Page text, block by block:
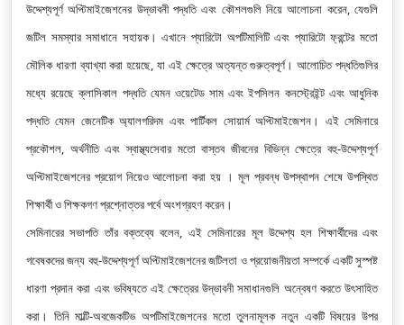
উদ্দেশ্যপূর্ণ অপ্টিমাইজেশনের উদ্ভাবনী পদ্ধতি এবং কৌশলগুলি নিয়ে আলোচনা করেন, যেগুলি
জটিল সমস্যার সমাধানে সহায়ক। এখানে প্যারিটো অপটিমালিটি এবং প্যারিটো ফ্রন্টের মতো
মৌলিক ধারণা ব্যাখ্যা করা হয়েছে, যা এই ক্ষেত্রে অত্যন্ত গুরুত্বপূর্ণ। আলোচিত পদ্ধতিগুলির
মধ্যে রয়েছে ক্লাসিকাল পদ্ধতি যেমন ওয়েটেড সাম এবং ইপসিলন কনস্ট্রেইন্ট এবং আধুনিক
পদ্ধতি যেমন জেনেটিক অ্যালগরিদম এবং পার্টিকল সোয়ার্ম অপ্টিমাইজেশন। এই সেমিনারে
প্রকৌশল, অর্থনীতি এবং স্বাস্থ্যসেবার মতো বাস্তব জীবনের বিভিন্ন ক্ষেত্রে বহু-উদ্দেশ্যপূর্ণ
অপ্টিমাইজেশনের প্রয়োগ নিয়েও আলোচনা করা হয় । মূল প্রবন্ধ উপস্থাপন শেষে উপস্থিত
শিক্ষার্থী ও শিক্ষকগণ প্রশ্নোত্তর পর্বে অংশগ্রহণ করেন।
সেমিনারের সভাপতি তাঁর বক্তব্যে বলেন, এই সেমিনারের মূল উদ্দেশ্য হল শিক্ষার্থীদের এবং
গবেষকদের জন্য বহু-উদ্দেশ্যপূর্ণ অপ্টিমাইজেশনের জটিলতা ও প্রয়োজনীয়তা সম্পর্কে একটি সুস্পষ্ট
ধারণা প্রদান করা এবং ভবিষ্যতে এই ক্ষেত্রের উদ্ভাবনী সমাধানগুলি অন্বেষণ করতে উৎসাহিত
করা। তিনি মাল্টি-অবজেকটিভ অপটিমাইজেশনের মতো তুলনামূলক নতুন একটি বিষয়ের উপর